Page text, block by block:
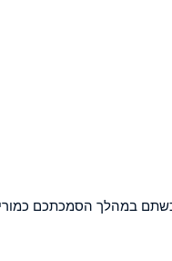
במהלך הסמכתכם